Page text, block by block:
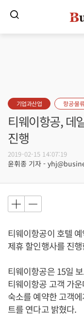
기업과산업 항공·물
티웨이항공, 데
진행
2019-02-15 14:07:19
윤휘종 기자 -
티웨이항공이 호텔
제휴 할인행사를 진
티웨이항공은 15일
티웨이항공 고객 가
숙소를 예약한 고객
트를 연다고 밝혔다.